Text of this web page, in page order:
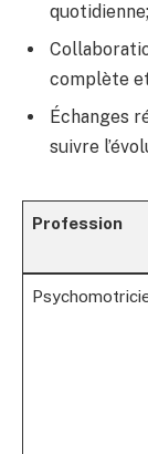
quotidienne;
complète
Échanges
suivre
Profession